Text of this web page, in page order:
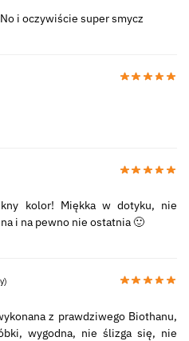
No i oczywiście super smycz
kolor! Miękka w dotyku, nie
i na pewno nie ostatnia 🙂
z prawdziwego Biothanu,
wygodna, nie ślizga się, nie